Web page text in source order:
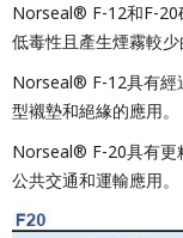
Norseal® F-12和F-20
低毒性且產生煙霧較少
Norseal® F-12具有經
型襯墊和絕緣的應用。
Norseal® F-20具有更
公共交通和運輸應用。